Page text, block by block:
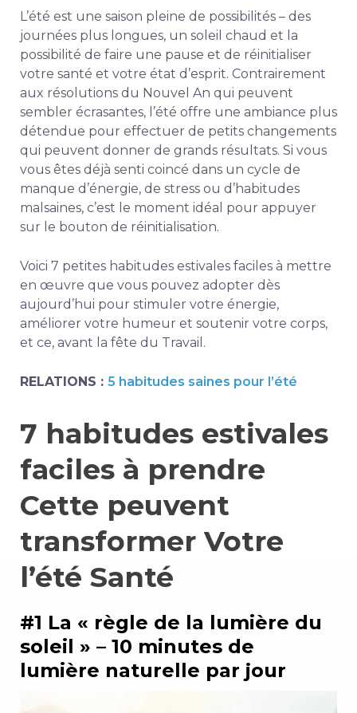
L’été est une saison pleine de possibilités – des
journées plus longues, un soleil chaud et la
possibilité de faire une pause et de réinitialiser
votre santé et votre état d’esprit. Contrairement
aux résolutions du Nouvel An qui peuvent
sembler écrasantes, l’été offre une ambiance plus
détendue pour effectuer de petits changements
qui peuvent donner de grands résultats. Si vous
vous êtes déjà senti coincé dans un cycle de
manque d’énergie, de stress ou d’habitudes
malsaines, c’est le moment idéal pour appuyer
sur le bouton de réinitialisation.
Voici 7 petites habitudes estivales faciles à mettre
en œuvre que vous pouvez adopter dès
aujourd’hui pour stimuler votre énergie,
améliorer votre humeur et soutenir votre corps,
et ce, avant la fête du Travail.
RELATIONS : 5 habitudes saines pour l’été
7 habitudes estivales
faciles à prendre
Cette peuvent
transformer Votre
l’été Santé
#1 La « règle de la lumière du
soleil » – 10 minutes de
lumière naturelle par jour